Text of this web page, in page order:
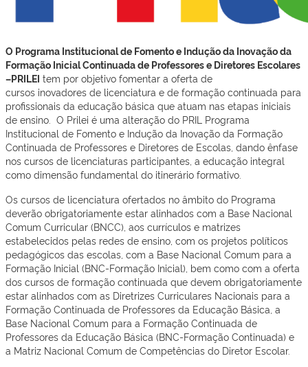
O Programa Institucional de Fomento e Indução da Inovação da
Formação Inicial Continuada de Professores e Diretores Escolares
–PRILEI tem por objetivo fomentar a oferta de
cursos inovadores de licenciatura e de formação continuada para
profissionais da educação básica que atuam nas etapas iniciais
de ensino. O Prilei é uma alteração do PRIL Programa
Institucional de Fomento e Indução da Inovação da Formação
Continuada de Professores e Diretores de Escolas, dando ênfase
nos cursos de licenciaturas participantes, a educação integral
como dimensão fundamental do itinerário formativo.
Os cursos de licenciatura ofertados no âmbito do Programa
deverão obrigatoriamente estar alinhados com a Base Nacional
Comum Curricular (BNCC), aos currículos e matrizes
estabelecidos pelas redes de ensino, com os projetos políticos
pedagógicos das escolas, com a Base Nacional Comum para a
Formação Inicial (BNC-Formação Inicial), bem como com a oferta
dos cursos de formação continuada que devem obrigatoriamente
estar alinhados com as Diretrizes Curriculares Nacionais para a
Formação Continuada de Professores da Educação Básica, a
Base Nacional Comum para a Formação Continuada de
Professores da Educação Básica (BNC-Formação Continuada) e
a Matriz Nacional Comum de Competências do Diretor Escolar.